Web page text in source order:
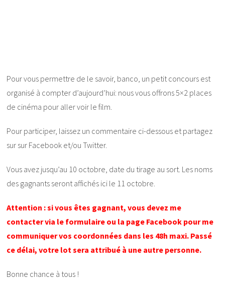
Pour vous permettre de le savoir, banco, un petit concours est
organisé à compter d’aujourd’hui: nous vous offrons 5×2 places
de cinéma pour aller voir le film.
Pour participer, laissez un commentaire ci-dessous et partagez
sur sur Facebook et/ou Twitter.
Vous avez jusqu’au 10 octobre, date du tirage au sort. Les noms
des gagnants seront affichés ici le 11 octobre.
Attention : si vous êtes gagnant, vous devez me
contacter via le formulaire ou la page Facebook pour me
communiquer vos coordonnées dans les 48h maxi. Passé
ce délai, votre lot sera attribué à une autre personne.
Bonne chance à tous !